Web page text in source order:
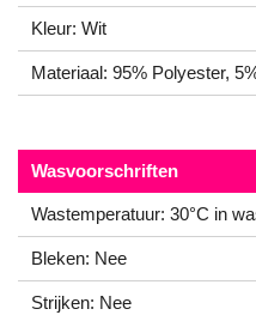
Kleur: Wit
Materiaal: 95% Polyester,
Wasvoorschriften
Wastemperatuur: 30°C in
Bleken: Nee
Strijken: Nee